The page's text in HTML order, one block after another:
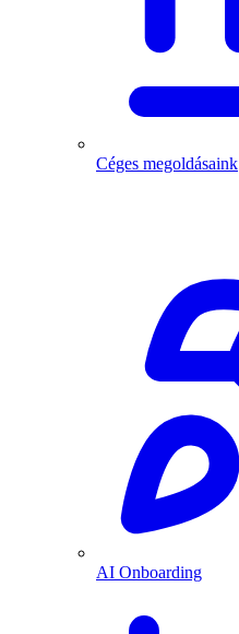
Céges megoldásaink
AI Onboarding